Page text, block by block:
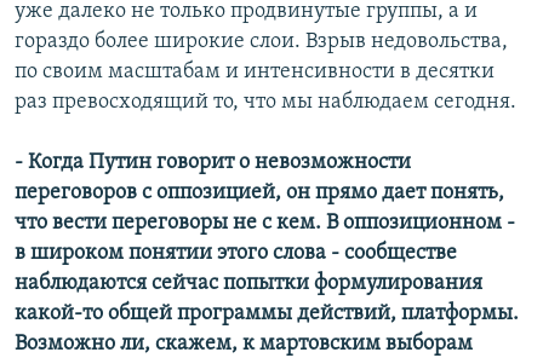
уже далеко не только продвинутые группы, а и
гораздо более широкие слои. Взрыв недовольства,
по своим масштабам и интенсивности в десятки
раз превосходящий то, что мы наблюдаем сегодня.
- Когда Путин говорит о невозможности
переговоров с оппозицией, он прямо дает понять,
что вести переговоры не с кем. В оппозиционном -
в широком понятии этого слова - сообществе
наблюдаются сейчас попытки формулирования
какой-то общей программы действий, платформы.
Возможно ли, скажем, к мартовским выборам